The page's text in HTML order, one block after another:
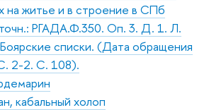
на житье и в строение в СПб
РГАДА.Ф.350. Оп. 3. Д. 1. Л.
списки. (Дата обращения
2-2. С. 108).
кабальный холоп